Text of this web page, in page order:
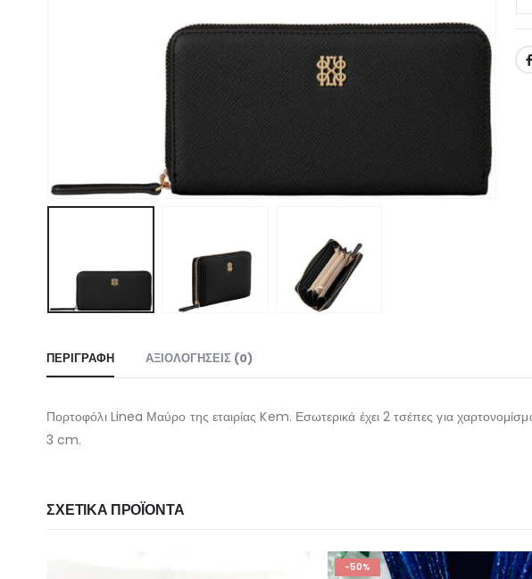
ΠΕΡΙΓΡΑΦΉ ΑΞΙΟΛΟΓΉΣΕΙΣ (0)
Πορτοφόλι Linea Μαύρο της εταιρίας Kem. Εσωτερικά έχει 2 τσέπες για
3cm.
ΣΧΕΤΙΚΆ ΠΡΟΪΌΝΤΑ
-50%